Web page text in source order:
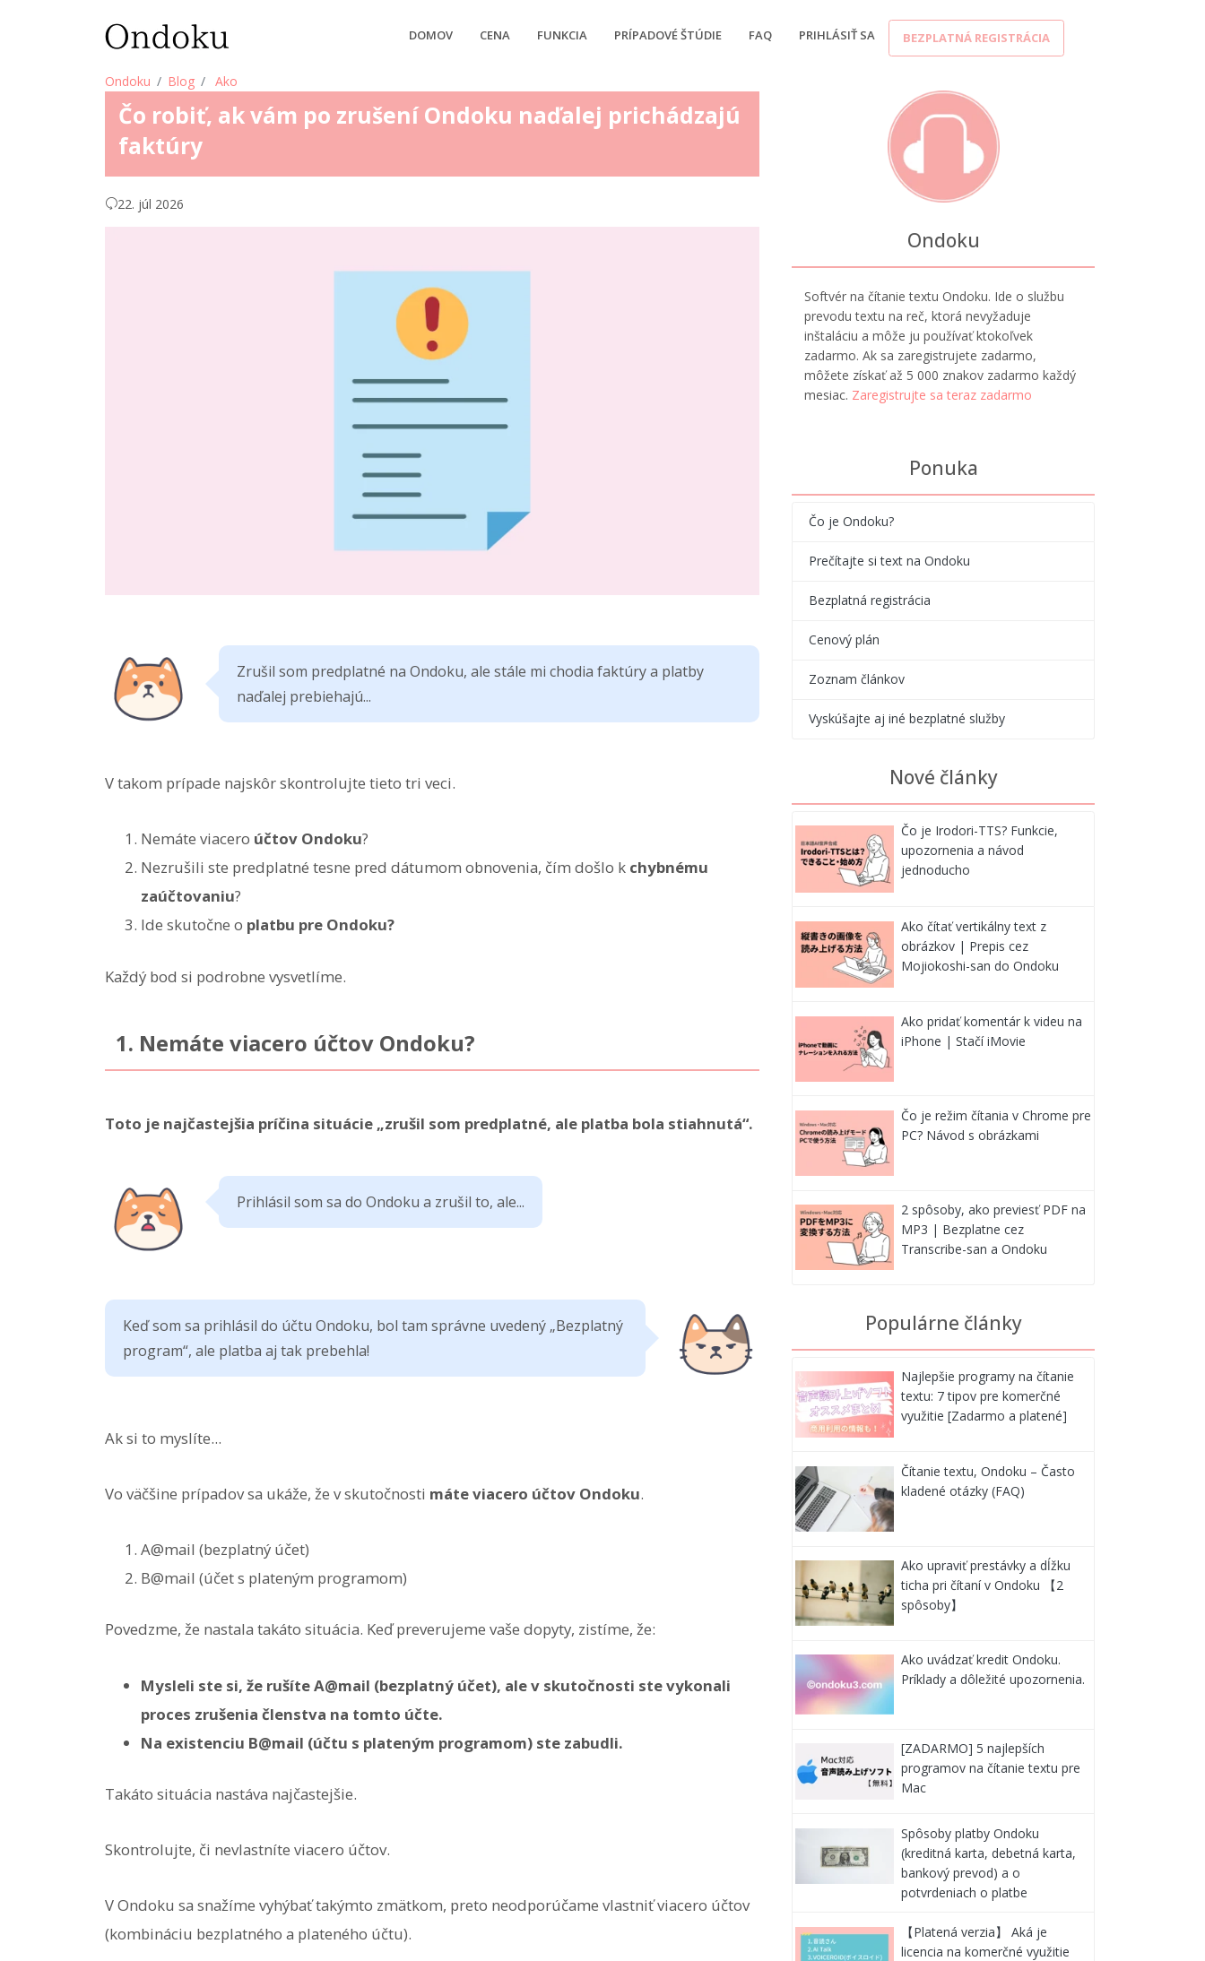
DOMOV CENA FUNKCIA PRÍPADOVÉ ŠTÚDIE FAQ PRIHLÁSIŤ SA BEZPLATNÁ REGISTRÁCIA
Ondoku Blog Ako
Čo robiť, ak vám po zrušení Ondoku naďalej prichádzajú
faktúry
22. júl 2026
Zrušil som predplatné na Ondoku, ale stále mi chodia faktúry a platby
naďalej prebiehajú...
V takom prípade najskôr skontrolujte tieto tri veci.
Nemáte viacero účtov Ondoku?
Nezrušili ste predplatné tesne pred dátumom obnovenia, čím došlo k chybnému
zaúčtovaniu?
Ide skutočne o platbu pre Ondoku?
Každý bod si podrobne vysvetlíme.
1. Nemáte viacero účtov Ondoku?
Toto je najčastejšia príčina situácie „zrušil som predplatné, ale platba bola stiahnutá“.
Prihlásil som sa do Ondoku a zrušil to, ale...
Keď som sa prihlásil do účtu Ondoku, bol tam správne uvedený „Bezplatný
program“, ale platba aj tak prebehla!
Ak si to myslíte...
Vo väčšine prípadov sa ukáže, že v skutočnosti máte viacero účtov Ondoku.
A@mail (bezplatný účet)
B@mail (účet s plateným programom)
Povedzme, že nastala takáto situácia. Keď preverujeme vaše dopyty, zistíme, že:
Mysleli ste si, že rušíte A@mail (bezplatný účet), ale v skutočnosti ste vykonali
proces zrušenia členstva na tomto účte.
Na existenciu B@mail (účtu s plateným programom) ste zabudli.
Takáto situácia nastáva najčastejšie.
Skontrolujte, či nevlastníte viacero účtov.
V Ondoku sa snažíme vyhýbať takýmto zmätkom, preto neodporúčame vlastniť viacero účtov
(kombináciu bezplatného a plateného účtu).
Ondoku
Softvér na čítanie textu Ondoku. Ide o službu
prevodu textu na reč, ktorá nevyžaduje
inštaláciu a môže ju používať ktokoľvek
zadarmo. Ak sa zaregistrujete zadarmo,
môžete získať až 5 000 znakov zadarmo každý
mesiac. Zaregistrujte sa teraz zadarmo
Ponuka
Čo je Ondoku?
Prečítajte si text na Ondoku
Bezplatná registrácia
Cenový plán
Zoznam článkov
Vyskúšajte aj iné bezplatné služby
Nové články
Čo je Irodori-TTS? Funkcie,
upozornenia a návod
jednoducho
Ako čítať vertikálny text z
obrázkov | Prepis cez
Mojiokoshi-san do Ondoku
Ako pridať komentár k videu na
iPhone | Stačí iMovie
Čo je režim čítania v Chrome pre
PC? Návod s obrázkami
2 spôsoby, ako previesť PDF na
MP3 | Bezplatne cez
Transcribe-san a Ondoku
Populárne články
Najlepšie programy na čítanie
textu: 7 tipov pre komerčné
využitie [Zadarmo a platené]
Čítanie textu, Ondoku – Často
kladené otázky (FAQ)
Ako upraviť prestávky a dĺžku
ticha pri čítaní v Ondoku 【2
spôsoby】
Ako uvádzať kredit Ondoku.
Príklady a dôležité upozornenia.
[ZADARMO] 5 najlepších
programov na čítanie textu pre
Mac
Spôsoby platby Ondoku
(kreditná karta, debetná karta,
bankový prevod) a o
potvrdeniach o platbe
【Platená verzia】 Aká je
licencia na komerčné využitie